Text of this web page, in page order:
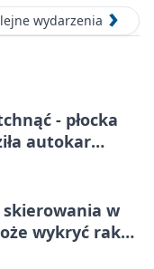
wydarzenia
- płocka
autokar
w
wykryć raka,